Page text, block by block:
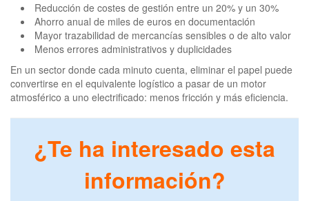
Reducción de costes de gestión entre un 20% y un 30%
Ahorro anual de miles de euros en documentación
Mayor trazabilidad de mercancías sensibles o de alto valor
Menos errores administrativos y duplicidades
En un sector donde cada minuto cuenta, eliminar el papel puede
convertirse en el equivalente logístico a pasar de un motor
atmosférico a uno electrificado: menos fricción y más eficiencia.
¿Te ha interesado esta
información?